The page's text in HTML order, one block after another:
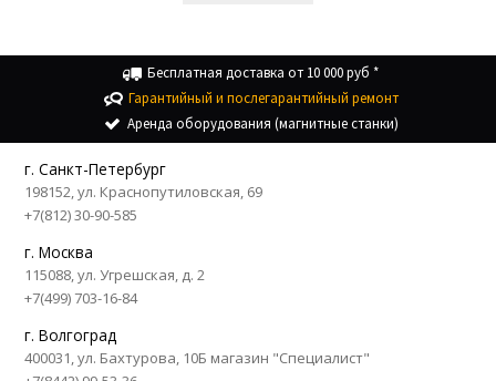
Бесплатная доставка от 10 000 руб *
Гарантийный и послегарантийный ремонт
Аренда оборудования (магнитные станки)
г. Санкт-Петербург
198152, ул. Краснопутиловская, 69
+7(812) 30-90-585
г. Москва
115088, ул. Угрешская, д. 2
+7(499) 703-16-84
г. Волгоград
400031, ул. Бахтурова, 10Б магазин "Специалист"